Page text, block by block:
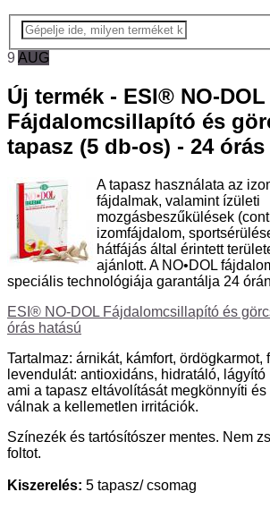
9 AUG
Új termék - ESI® NO-DOL
Fájdalomcsillapító és
tapasz (5 db-os) - 24
A tapasz használata az
fájdalmak, valamint ízületi
mozgásbeszűkülések
izomfájdalom,
hátfájás által érintett
ajánlott. A NO•DOL
speciális technológiája garantálja 24
ESI® NO-DOL Fájdalomcsillapító és
órás hatású
Tartalmaz: árnikát, kámfort, ördögkarmot,
levendulát: antioxidáns, hidratáló,
ami a tapasz eltávolítását megkönnyíti
válnak a kellemetlen irritációk.
Színezék és tartósítószer mentes. Nem
foltot.
Kiszerelés: 5 tapasz/ csomag